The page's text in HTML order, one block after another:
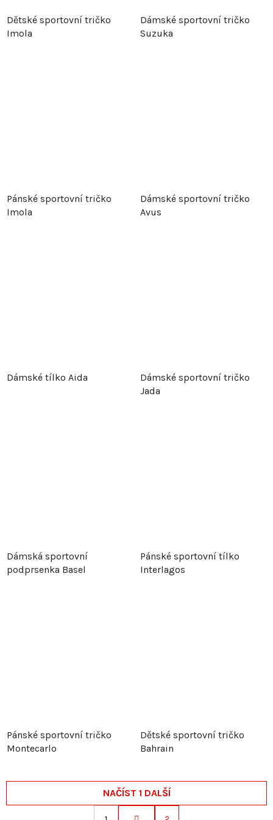
Dětské sportovní tričko
Imola
Dámské sportovní tričko
Suzuka
Pánské sportovní tričko
Imola
Dámské sportovní tričko
Avus
Dámské tílko Aida
Dámské sportovní tričko
Jada
Dámská sportovní
podprsenka Basel
Pánské sportovní tílko
Interlagos
Pánské sportovní tričko
Montecarlo
Dětské sportovní tričko
Bahrain
NAČÍST 1 DALŠÍ